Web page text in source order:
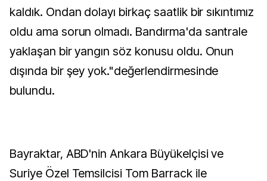
kaldık. Ondan dolayı birkaç saatlik bir sıkıntımız
oldu ama sorun olmadı. Bandırma'da santrale
yaklaşan bir yangın söz konusu oldu. Onun
dışında bir şey yok."değerlendirmesinde
bulundu.
Bayraktar, ABD'nin Ankara Büyükelçisi ve
Suriye Özel Temsilcisi Tom Barrack ile